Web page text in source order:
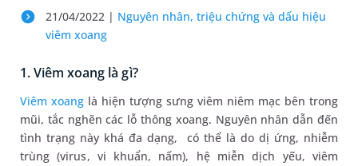
21/04/2022 | ​Nguyên nhân, triệu chứng và dấu hiệu
viêm xoang
1. Viêm xoang là gì?
Viêm xoang là hiện tượng sưng viêm niêm mạc bên trong
mũi, tắc nghẽn các lỗ thông xoang. Nguyên nhân dẫn đến
tình trạng này khá đa dạng, có thể là do dị ứng, nhiễm
trùng (virus, vi khuẩn, nấm), hệ miễn dịch yếu, viêm